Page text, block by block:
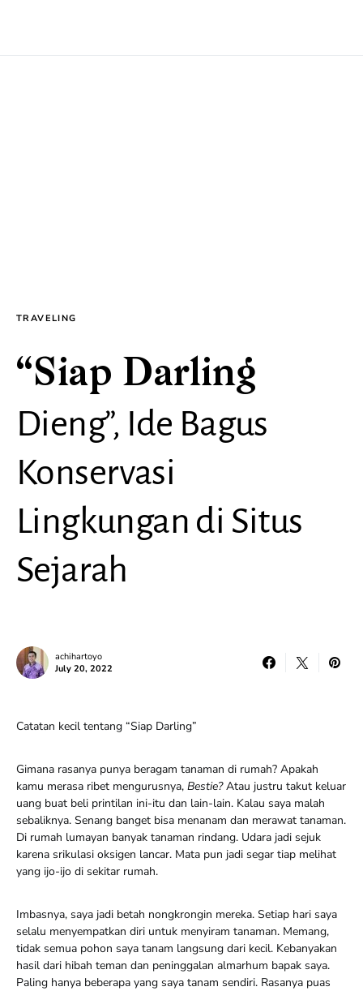
TRAVELING
“Siap Darling
Dieng”, Ide Bagus
Konservasi
Lingkungan di Situs
Sejarah
achihartoyo
July 20, 2022
Catatan kecil tentang “Siap Darling”
Gimana rasanya punya beragam tanaman di rumah? Apakah
kamu merasa ribet mengurusnya, Bestie?Atau justru takut keluar
uang buat beli printilan ini-itu dan lain-lain. Kalau saya malah
sebaliknya. Senang banget bisa menanam dan merawat tanaman.
Di rumah lumayan banyak tanaman rindang. Udara jadi sejuk
karena srikulasi oksigen lancar. Mata pun jadi segar tiap melihat
yang ijo-ijo di sekitar rumah.
Imbasnya, saya jadi betah nongkrongin mereka. Setiap hari saya
selalu menyempatkan diri untuk menyiram tanaman. Memang,
tidak semua pohon saya tanam langsung dari kecil. Kebanyakan
hasil dari hibah teman dan peninggalan almarhum bapak saya.
Paling hanya beberapa yang saya tanam sendiri. Rasanya puas